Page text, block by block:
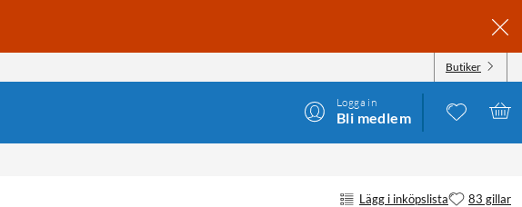
Butiker
Logga in
Bli medlem
Lägg i inköpslista 83 gillar